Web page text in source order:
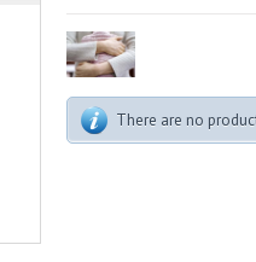
There are no